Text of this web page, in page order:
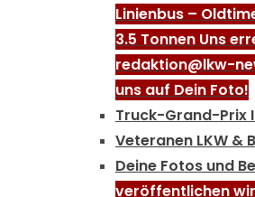
Linienbus –
3.5 Tonnen Uns
redaktion@lkw-
uns auf Dein Foto!
Truck-Grand-Prix
Veteranen LKW &
Deine Fotos und
veröffentlichen